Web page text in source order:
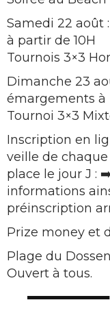
Samedi 22 août
à partir de 10H
Tournois 3×3
Dimanche 23
émargements à
Tournoi 3×3
Inscription en
veille de
place le jour J :
informations
préinscription
Prize money et
Plage du
Ouvert à tous.